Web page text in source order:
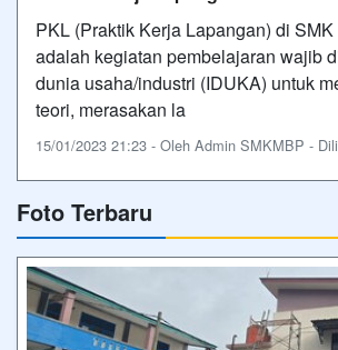
Foto Terbaru